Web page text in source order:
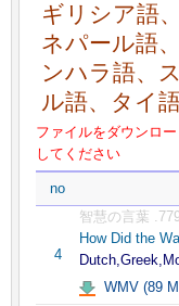
ギリシア語
ネパール語
ンハラ語、
ル語、タイ
ファイルをダウンロ
してください
no
4
智慧の言葉
How Did the
WMV (89